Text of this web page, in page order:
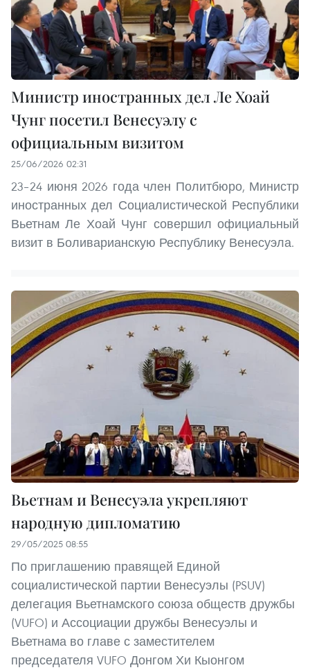
Министр иностранных дел Ле Хоай
Чунг посетил Венесуэлу с
официальным визитом
25/06/2026 02:31
23–24 июня 2026 года член Политбюро, Министр
иностранных дел Социалистической Республики
Вьетнам Ле Хоай Чунг совершил официальный
визит в Боливарианскую Республику Венесуэла.
Вьетнам и Венесуэла укрепляют
народную дипломатию
29/05/2025 08:55
По приглашению правящей Единой
социалистической партии Венесуэлы (PSUV)
делегация Вьетнамского союза обществ дружбы
(VUFO) и Ассоциации дружбы Венесуэлы и
Вьетнама во главе с заместителем
председателя VUFO Донгом Хи Кыонгом